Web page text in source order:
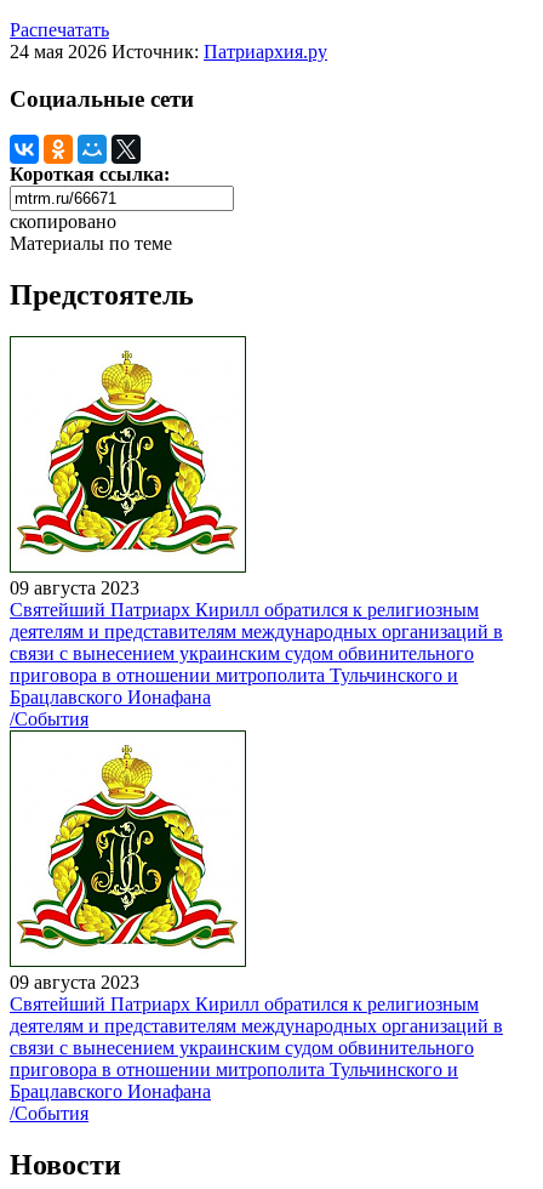
Распечатать
24 мая 2026 Источник: Патриархия.ру
Социальные сети
Короткая ссылка:
скопировано
Материалы по теме
Предстоятель
09 августа 2023
Святейший Патриарх Кирилл обратился к религиозным
деятелям и представителям международных организаций в
связи с вынесением украинским судом обвинительного
приговора в отношении митрополита Тульчинского и
Брацлавского Ионафана
/События
09 августа 2023
Святейший Патриарх Кирилл обратился к религиозным
деятелям и представителям международных организаций в
связи с вынесением украинским судом обвинительного
приговора в отношении митрополита Тульчинского и
Брацлавского Ионафана
/События
Новости